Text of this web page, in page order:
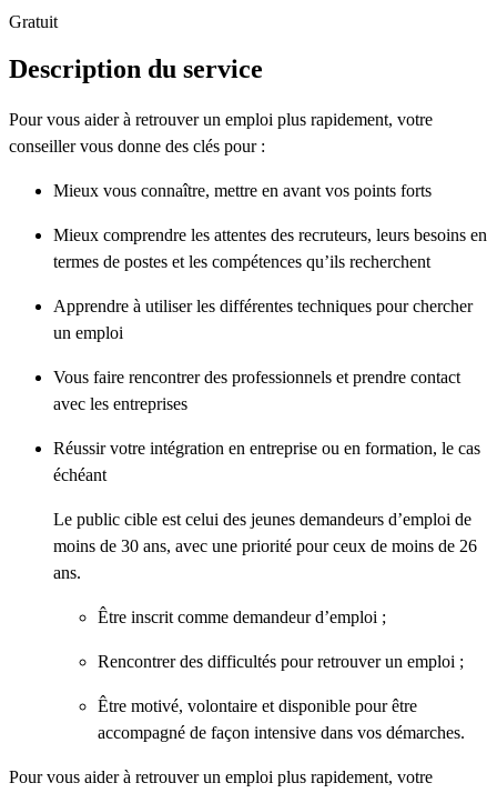
Gratuit
Description du service
Pour vous aider à retrouver un emploi plus rapidement, votre
conseiller vous donne des clés pour :
Mieux vous connaître, mettre en avant vos points forts
Mieux comprendre les attentes des recruteurs, leurs besoins en
termes de postes et les compétences qu’ils recherchent
Apprendre à utiliser les différentes techniques pour chercher
un emploi
Vous faire rencontrer des professionnels et prendre contact
avec les entreprises
Réussir votre intégration en entreprise ou en formation, le cas
échéant
Le public cible est celui des jeunes demandeurs d’emploi de
moins de 30 ans, avec une priorité pour ceux de moins de 26
ans.
Être inscrit comme demandeur d’emploi ;
Rencontrer des difficultés pour retrouver un emploi ;
Être motivé, volontaire et disponible pour être
accompagné de façon intensive dans vos démarches.
Pour vous aider à retrouver un emploi plus rapidement, votre